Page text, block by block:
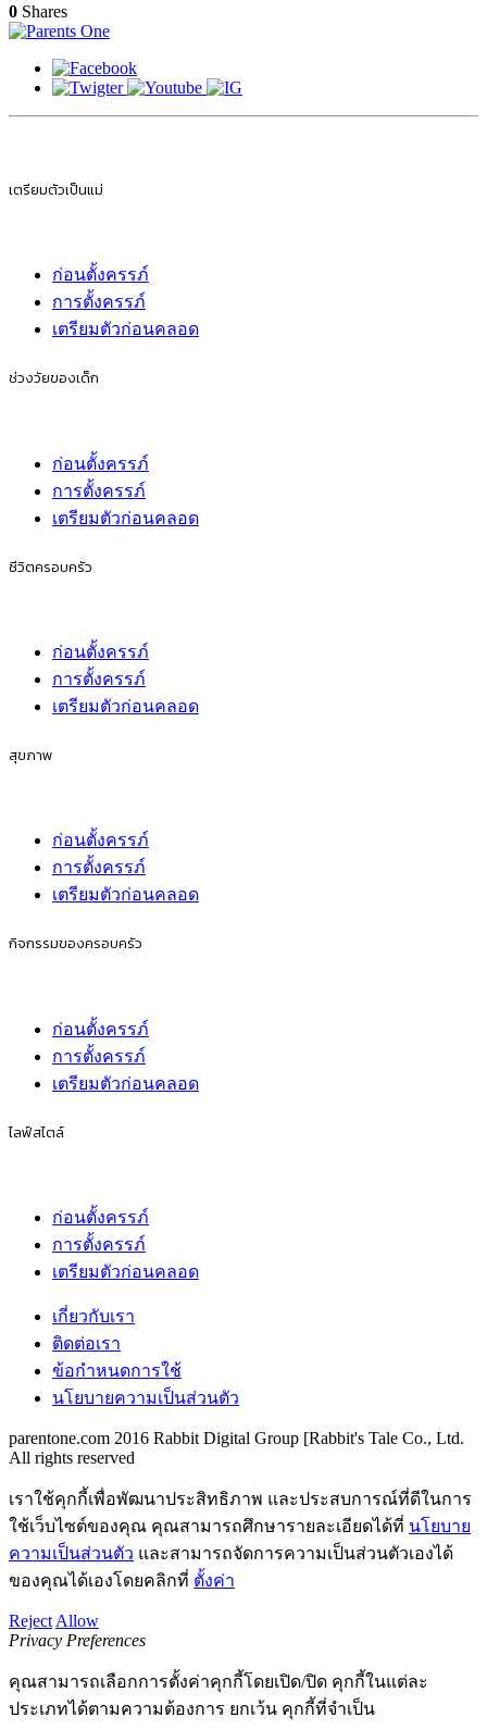
0 Shares
เตรียมตัวเป็นแม่
ก่อนตั้งครรภ์
การตั้งครรภ์
เตรียมตัวก่อนคลอด
ช่วงวัยของเด็ก
ก่อนตั้งครรภ์
การตั้งครรภ์
เตรียมตัวก่อนคลอด
ชีวิตครอบครัว
ก่อนตั้งครรภ์
การตั้งครรภ์
เตรียมตัวก่อนคลอด
สุขภาพ
ก่อนตั้งครรภ์
การตั้งครรภ์
เตรียมตัวก่อนคลอด
กิจกรรมของครอบครัว
ก่อนตั้งครรภ์
การตั้งครรภ์
เตรียมตัวก่อนคลอด
ไลฟ์สไตล์
ก่อนตั้งครรภ์
การตั้งครรภ์
เตรียมตัวก่อนคลอด
เกี่ยวกับเรา
ติดต่อเรา
ข้อกำหนดการใช้
นโยบายความเป็นส่วนตัว
parentone.com 2016 Rabbit Digital Group [Rabbit's Tale Co., Ltd.
All rights reserved
เราใช้คุกกี้เพื่อพัฒนาประสิทธิภาพ และประสบการณ์ที่ดีในการ
ใช้เว็บไซต์ของคุณ คุณสามารถศึกษารายละเอียดได้ที่ นโยบาย
ความเป็นส่วนตัว และสามารถจัดการความเป็นส่วนตัวเองได้
ของคุณได้เองโดยคลิกที่ ตั้งค่า
Reject Allow
Privacy Preferences
คุณสามารถเลือกการตั้งค่าคุกกี้โดยเปิด/ปิด คุกกี้ในแต่ละ
ประเภทได้ตามความต้องการ ยกเว้น คุกกี้ที่จำเป็น